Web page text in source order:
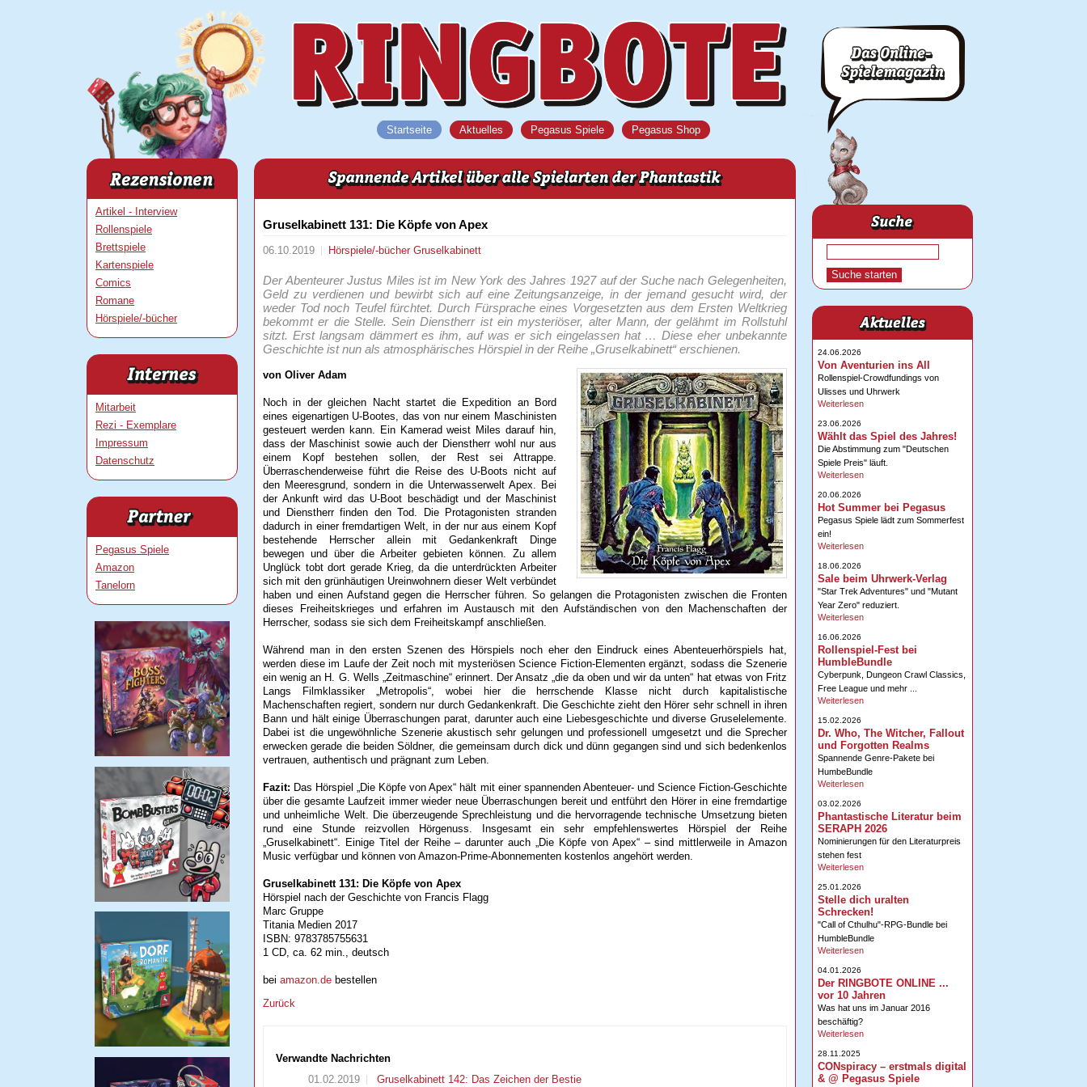
Startseite Aktuelles Pegasus Spiele Pegasus Shop
Artikel - Interview
Rollenspiele
Brettspiele
Kartenspiele
Comics
Romane
Hörspiele/-bücher
Mitarbeit
Rezi - Exemplare
Impressum
Datenschutz
Pegasus Spiele
Amazon
Tanelorn
Gruselkabinett 131: Die Köpfe von Apex
06.10.2019 Hörspiele/-bücher Gruselkabinett
Der Abenteurer Justus Miles ist im New York des Jahres 1927 auf der Suche nach Gelegenheiten,
Geld zu verdienen und bewirbt sich auf eine Zeitungsanzeige, in der jemand gesucht wird, der
weder Tod noch Teufel fürchtet. Durch Fürsprache eines Vorgesetzten aus dem Ersten Weltkrieg
bekommt er die Stelle. Sein Dienstherr ist ein mysteriöser, alter Mann, der gelähmt im Rollstuhl
sitzt. Erst langsam dämmert es ihm, auf was er sich eingelassen hat … Diese eher unbekannte
Geschichte ist nun als atmosphärisches Hörspiel in der Reihe „Gruselkabinett“ erschienen.
von Oliver Adam
Noch in der gleichen Nacht startet die Expedition an Bord
eines eigenartigen U-Bootes, das von nur einem Maschinisten
gesteuert werden kann. Ein Kamerad weist Miles darauf hin,
dass der Maschinist sowie auch der Dienstherr wohl nur aus
einem Kopf bestehen sollen, der Rest sei Attrappe.
Überraschenderweise führt die Reise des U-Boots nicht auf
den Meeresgrund, sondern in die Unterwasserwelt Apex. Bei
der Ankunft wird das U-Boot beschädigt und der Maschinist
und Dienstherr finden den Tod. Die Protagonisten stranden
dadurch in einer fremdartigen Welt, in der nur aus einem Kopf
bestehende Herrscher allein mit Gedankenkraft Dinge
bewegen und über die Arbeiter gebieten können. Zu allem
Unglück tobt dort gerade Krieg, da die unterdrückten Arbeiter
sich mit den grünhäutigen Ureinwohnern dieser Welt verbündet
haben und einen Aufstand gegen die Herrscher führen. So gelangen die Protagonisten zwischen die Fronten
dieses Freiheitskrieges und erfahren im Austausch mit den Aufständischen von den Machenschaften der
Herrscher, sodass sie sich dem Freiheitskampf anschließen.
Während man in den ersten Szenen des Hörspiels noch eher den Eindruck eines Abenteuerhörspiels hat,
werden diese im Laufe der Zeit noch mit mysteriösen Science Fiction-Elementen ergänzt, sodass die Szenerie
ein wenig an H. G. Wells „Zeitmaschine“ erinnert. Der Ansatz „die da oben und wir da unten“ hat etwas von Fritz
Langs Filmklassiker „Metropolis“, wobei hier die herrschende Klasse nicht durch kapitalistische
Machenschaften regiert, sondern nur durch Gedankenkraft. Die Geschichte zieht den Hörer sehr schnell in ihren
Bann und hält einige Überraschungen parat, darunter auch eine Liebesgeschichte und diverse Gruselelemente.
Dabei ist die ungewöhnliche Szenerie akustisch sehr gelungen und professionell umgesetzt und die Sprecher
erwecken gerade die beiden Söldner, die gemeinsam durch dick und dünn gegangen sind und sich bedenkenlos
vertrauen, authentisch und prägnant zum Leben.
Fazit: Das Hörspiel „Die Köpfe von Apex“ hält mit einer spannenden Abenteuer- und Science Fiction-Geschichte
über die gesamte Laufzeit immer wieder neue Überraschungen bereit und entführt den Hörer in eine fremdartige
und unheimliche Welt. Die überzeugende Sprechleistung und die hervorragende technische Umsetzung bieten
rund eine Stunde reizvollen Hörgenuss. Insgesamt ein sehr empfehlenswertes Hörspiel der Reihe
„Gruselkabinett“. Einige Titel der Reihe – darunter auch „Die Köpfe von Apex“ – sind mittlerweile in Amazon
Music verfügbar und können von Amazon-Prime-Abonnementen kostenlos angehört werden.
Gruselkabinett 131: Die Köpfe von Apex
Hörspiel nach der Geschichte von Francis Flagg
Marc Gruppe
Titania Medien 2017
ISBN: 9783785755631
1 CD, ca. 62 min., deutsch
bei amazon.de bestellen
Zurück
Verwandte Nachrichten
01.02.2019
Gruselkabinett 142: Das Zeichen der Bestie
24.06.2026
Von Aventurien ins All
Rollenspiel-Crowdfundings von
Ulisses und Uhrwerk
Weiterlesen
23.06.2026
Wählt das Spiel des Jahres!
Die Abstimmung zum "Deutschen
Spiele Preis" läuft.
Weiterlesen
20.06.2026
Hot Summer bei Pegasus
Pegasus Spiele lädt zum Sommerfest
ein!
Weiterlesen
18.06.2026
Sale beim Uhrwerk-Verlag
"Star Trek Adventures" und "Mutant
Year Zero" reduziert.
Weiterlesen
16.06.2026
Rollenspiel-Fest bei
HumbleBundle
Cyberpunk, Dungeon Crawl Classics,
Free League und mehr ...
Weiterlesen
15.02.2026
Dr. Who, The Witcher, Fallout
und Forgotten Realms
Spannende Genre-Pakete bei
HumbeBundle
Weiterlesen
03.02.2026
Phantastische Literatur beim
SERAPH 2026
Nominierungen für den Literaturpreis
stehen fest
Weiterlesen
25.01.2026
Stelle dich uralten
Schrecken!
"Call of Cthulhu"-RPG-Bundle bei
HumbleBundle
Weiterlesen
04.01.2026
Der RINGBOTE ONLINE ...
vor 10 Jahren
Was hat uns im Januar 2016
beschäftig?
Weiterlesen
28.11.2025
CONspiracy – erstmals digital
& @ Pegasus Spiele